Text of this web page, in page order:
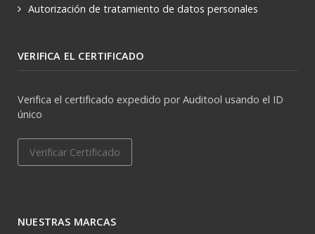
Autorización de tratamiento de datos personales
VERIFICA EL CERTIFICADO
Verifica el certificado expedido por Auditool usando el ID
único
Verificar Certificado
NUESTRAS MARCAS